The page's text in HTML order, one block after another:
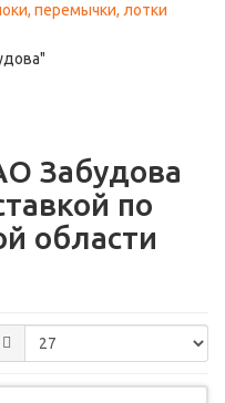
перемычки, лотки
Забудова
по
области